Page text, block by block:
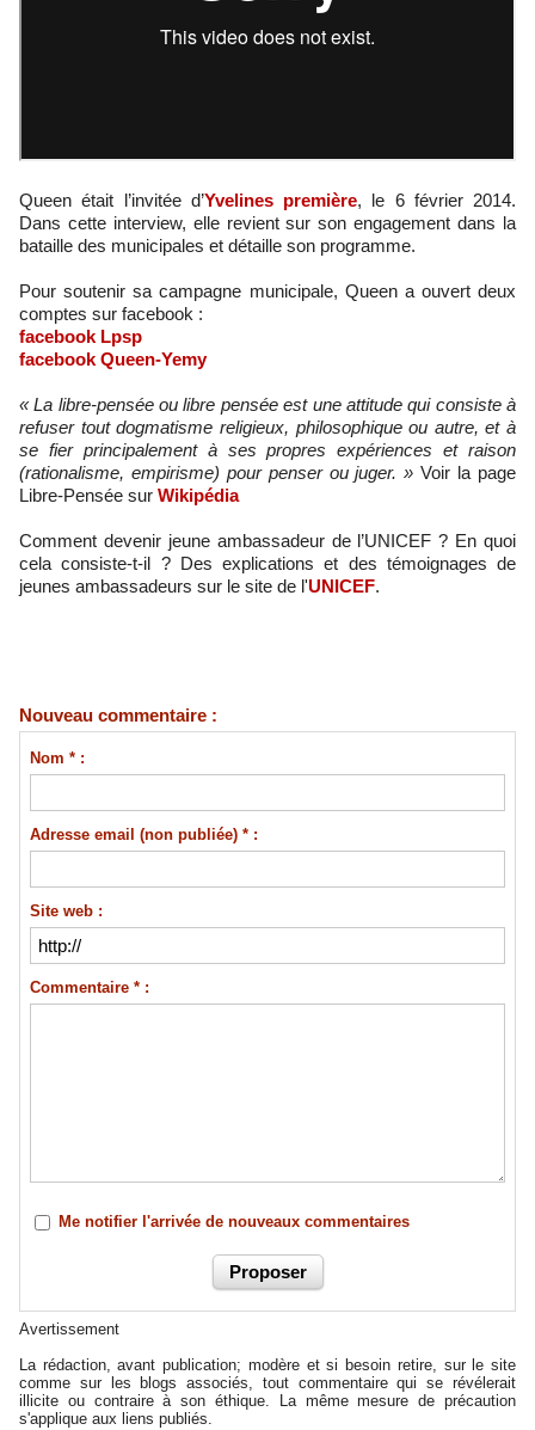
Queen était l’invitée d’Yvelines première, le 6 février 2014.
Dans cette interview, elle revient sur son engagement dans la
bataille des municipales et détaille son programme.
Pour soutenir sa campagne municipale, Queen a ouvert deux
comptes sur facebook :
facebook Lpsp
facebook Queen-Yemy
« La libre-pensée ou libre pensée est une attitude qui consiste à
refuser tout dogmatisme religieux, philosophique ou autre, et à
se fier principalement à ses propres expériences et raison
(rationalisme, empirisme) pour penser ou juger. »Voir la page
Libre-Pensée sur Wikipédia
Comment devenir jeune ambassadeur de l’UNICEF ? En quoi
cela consiste-t-il ? Des explications et des témoignages de
jeunes ambassadeurs sur le site de l'UNICEF.
Nouveau commentaire :
Nom * :
Adresse email (non publiée) * :
Site web :
Commentaire * :
Me notifier l'arrivée de nouveaux commentaires
Avertissement
La rédaction, avant publication; modère et si besoin retire, sur le site
comme sur les blogs associés, tout commentaire qui se révélerait
illicite ou contraire à son éthique. La même mesure de précaution
s'applique aux liens publiés.